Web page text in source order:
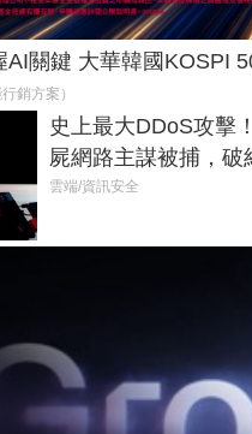
AI關鍵 大華韓國KOSPI
銷方案）
史上最大DDoS攻擊
屍網路主謀被捕，破
癱瘓全球！
雲端/資訊安全